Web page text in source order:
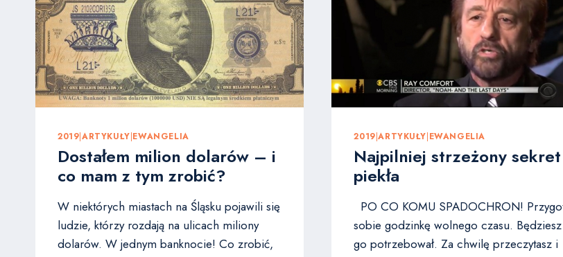
2019|ARTYKUŁY|EWANGELIA
Dostałem milion dolarów – i
co mam z tym zrobić?
W niektórych miastach na Śląsku pojawili się
ludzie, którzy rozdają na ulicach miliony
dolarów. W jednym banknocie! Co zrobić,
2019|ARTYKUŁY|EWANGELIA
Najpilniej strzeżony sekret
piekła
PO CO KOMU SPADOCHRON!
sobie godzinkę wolnego czasu. Będziesz
go potrzebował. Za chwilę przeczytasz i